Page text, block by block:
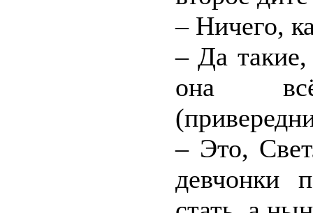
– Ничего,
– Да такие,
она
– Это,
девчонки